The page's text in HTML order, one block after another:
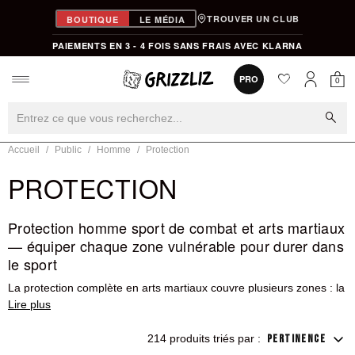
BOUTIQUE LE MÉDIA TROUVER UN CLUB
PAIEMENTS EN 3 - 4 FOIS SANS FRAIS AVEC KLARNA
PRO favorite0
0
search
Accueil Public Homme Protection
PROTECTION
Protection homme sport de combat et arts martiaux
— équiper chaque zone vulnérable pour durer dans
le sport
La protection complète en arts martiaux couvre plusieurs zones : la
tête avec le casque et le protège-dents, les parties sensibles avec
poignets avec les bandes. Négliger une zone, c'est s'exposer à une
214 produits triés par : PERTINENCE